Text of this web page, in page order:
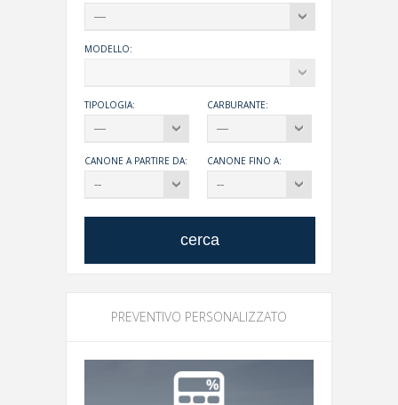
MODELLO:
TIPOLOGIA: CARBURANTE:
CANONE A PARTIRE DA: CANONE FINO A:
PREVENTIVO PERSONALIZZATO